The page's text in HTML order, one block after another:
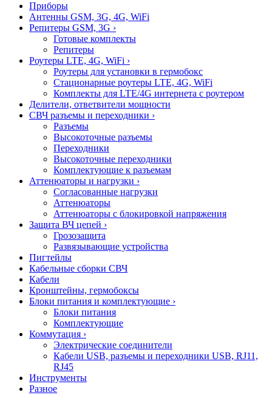
Приборы
Антенны GSM, 3G, 4G, WiFi
Репитеры GSM, 3G ›
Готовые комплекты
Репитеры
Роутеры LTE, 4G, WiFi ›
Роутеры для установки в гермобокс
Стационарные роутеры LTE, 4G, WiFi
Комплекты для LTE/4G интернета с роутером
Делители, ответвители мощности
СВЧ разъемы и переходники ›
Разъемы
Высокоточные разъемы
Переходники
Высокоточные переходники
Комплектующие к разъемам
Аттенюаторы и нагрузки ›
Согласованные нагрузки
Аттенюаторы
Аттенюаторы с блокировкой напряжения
Защита ВЧ цепей ›
Грозозащита
Развязывающие устройства
Пигтейлы
Кабельные сборки СВЧ
Кабели
Кронштейны, гермобоксы
Блоки питания и комплектующие ›
Блоки питания
Комплектующие
Коммутация ›
Электрические соединители
Кабели USB, разъемы и переходники USB, RJ11,
RJ45
Инструменты
Разное